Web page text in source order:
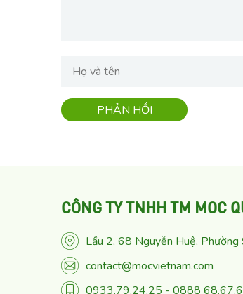
CÔNG TY TNHH TM MOC
Lầu 2, 68 Nguyễn Huệ, Phường
contact@mocvietnam.com
0933.79.24.25 - 0888